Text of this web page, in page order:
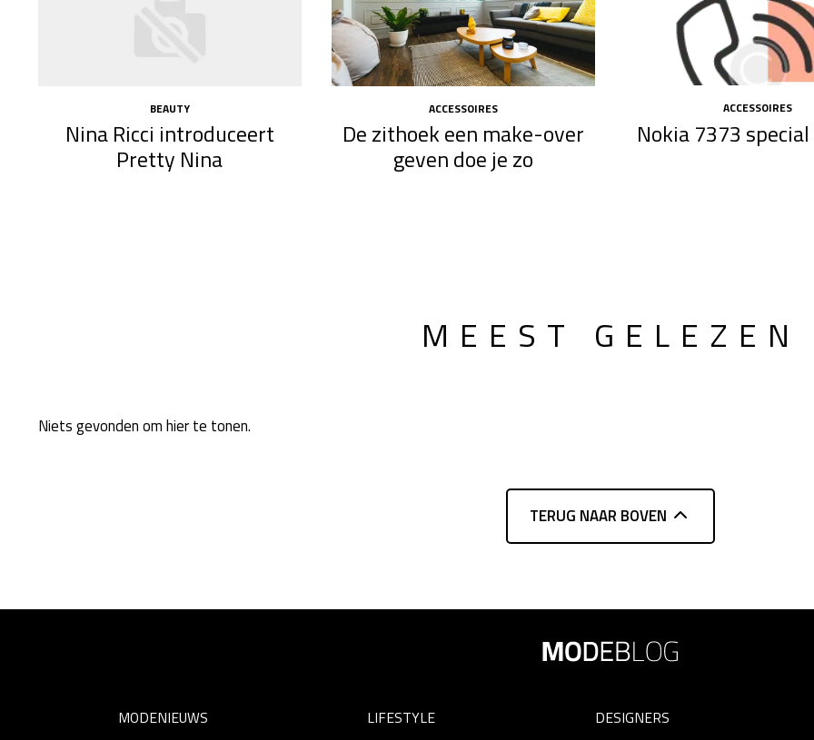
BEAUTY
Nina Ricci introduceert
Pretty Nina
ACCESSOIRES
De zithoek een make-over
geven doe je zo
ACCESSOIRES
Nokia 7373
MEEST GELEZEN
Niets gevonden om hier te tonen.
TERUG NAAR BOVEN
MODENIEUWS LIFESTYLE DESIGNERS